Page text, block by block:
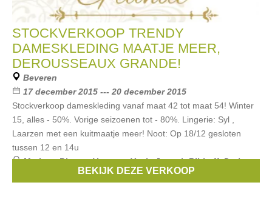
STOCKVERKOOP TRENDY
DAMESKLEDING MAATJE MEER,
DEROUSSEAUX GRANDE!
Beveren
17 december 2015 --- 20 december 2015
Stockverkoop dameskleding vanaf maat 42 tot maat 54! Winter
15, alles - 50%. Vorige seizoenen tot - 80%. Lingerie: Syl ,
Laarzen met een kuitmaatje meer! Noot: Op 18/12 gesloten
tussen 12 en 14u
Merken:Bianca,Verpass,Yoek,Joseph Ribkoff,Dyrberg
BEKIJK DEZE VERKOOP